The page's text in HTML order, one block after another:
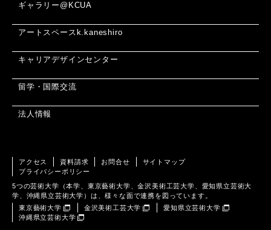
ギャラリー@KCUA
アートスペースk.kaneshiro
キャリアデザインセンター
留学・国際交流
法人情報
アクセス 資料請求 お問合せ
サイトマップ
プライバシーポリシー
5つの芸術大学（本学、東京藝術大学、金沢美術工芸大学、愛知県立芸術大
学、沖縄県立芸術大学）は、様々な面で連携を図っています。
東京藝術大学
金沢美術工芸大学
愛知県立芸術大学
沖縄県立芸術大学